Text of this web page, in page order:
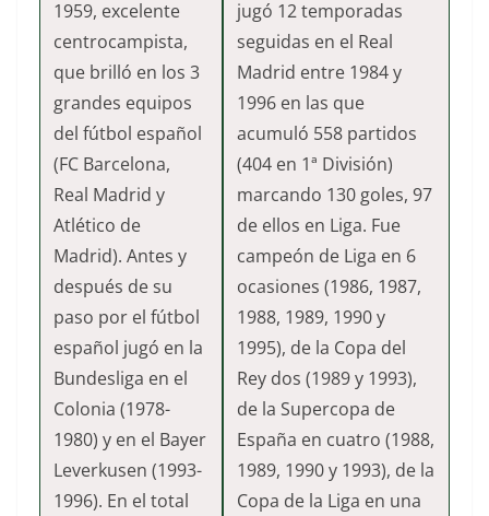
1959, excelente
centrocampista,
que brilló en los 3
grandes equipos
del fútbol español
(FC Barcelona,
Real Madrid y
Atlético de
Madrid). Antes y
después de su
paso por el fútbol
español jugó en la
Bundesliga en el
Colonia (1978-
1980) y en el Bayer
Leverkusen (1993-
1996). En el total
jugó 12 temporadas
seguidas en el Real
Madrid entre 1984 y
1996 en las que
acumuló 558 partidos
(404 en 1ª División)
marcando 130 goles, 97
de ellos en Liga. Fue
campeón de Liga en 6
ocasiones (1986, 1987,
1988, 1989, 1990 y
1995), de la Copa del
Rey dos (1989 y 1993),
de la Supercopa de
España en cuatro (1988,
1989, 1990 y 1993), de la
Copa de la Liga en una